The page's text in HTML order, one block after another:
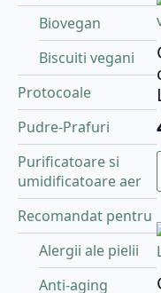
Biovegan
Biscuiti vegani
Protocoale
Pudre-Prafuri
Purificatoare si
umidificatoare aer
Recomandat pentru
Alergii ale pielii
Anti-aging